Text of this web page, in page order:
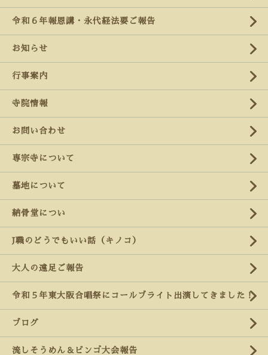
令和６年報恩講・永代経法要ご報告
お知らせ
行事案内
寺院情報
お問い合わせ
専宗寺について
墓地について
納骨堂につい
J職のどうでもいい話（キノコ）
大人の遠足ご報告
令和５年東大阪合唱祭にコールブライト出演してきました！
ブログ
流しそうめん＆ビンゴ大会報告